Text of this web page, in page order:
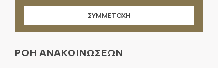
ΣΥΜΜΕΤΟΧΗ
ΡΟΗ ΑΝΑΚΟΙΝΩΣΕΩΝ